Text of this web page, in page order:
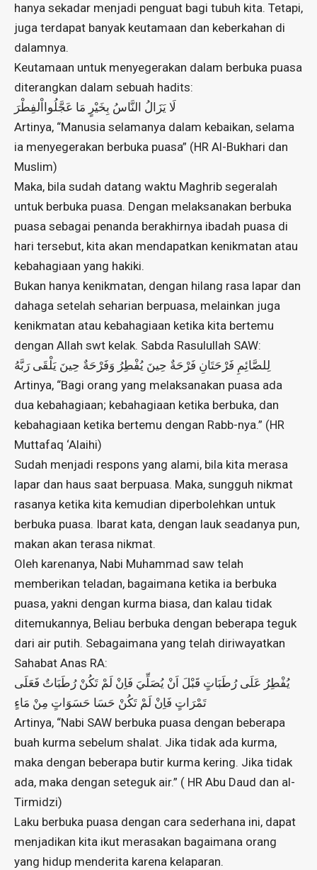
hanya sekadar menjadi penguat bagi tubuh kita. Tetapi,
juga terdapat banyak keutamaan dan keberkahan di
dalamnya.
Keutamaan untuk menyegerakan dalam berbuka puasa
diterangkan dalam sebuah hadits:
لَا يَزَالُ النَّاسُ بِخَيْرٍ مَا عَجَّلُوااْلفِطْرَ
Artinya, “Manusia selamanya dalam kebaikan, selama
ia menyegerakan berbuka puasa” (HR Al-Bukhari dan
Muslim)
Maka, bila sudah datang waktu Maghrib segeralah
untuk berbuka puasa. Dengan melaksanakan berbuka
puasa sebagai penanda berakhirnya ibadah puasa di
hari tersebut, kita akan mendapatkan kenikmatan atau
kebahagiaan yang hakiki.
Bukan hanya kenikmatan, dengan hilang rasa lapar dan
dahaga setelah seharian berpuasa, melainkan juga
kenikmatan atau kebahagiaan ketika kita bertemu
dengan Allah swt kelak. Sabda Rasulullah SAW:
لِلصَّائِمِ فَرْحَتَانِ فَرْحَةٌ حِينَ يُفْطِرُ وَفَرْحَةٌ حِينَ يَلْقَى رَبَّهُ
Artinya, “Bagi orang yang melaksanakan puasa ada
dua kebahagiaan; kebahagiaan ketika berbuka, dan
kebahagiaan ketika bertemu dengan Rabb-nya.” (HR
Muttafaq ‘Alaihi)
Sudah menjadi respons yang alami, bila kita merasa
lapar dan haus saat berpuasa. Maka, sungguh nikmat
rasanya ketika kita kemudian diperbolehkan untuk
berbuka puasa. Ibarat kata, dengan lauk seadanya pun,
makan akan terasa nikmat.
Oleh karenanya, Nabi Muhammad saw telah
memberikan teladan, bagaimana ketika ia berbuka
puasa, yakni dengan kurma biasa, dan kalau tidak
ditemukannya, Beliau berbuka dengan beberapa teguk
dari air putih. Sebagaimana yang telah diriwayatkan
Sahabat Anas RA:
يُفْطِرُ عَلَى رُطَبَاتٍ قَبْلَ اَنْ يُصَلِّيَ فَاِنْ لَمْ تَكُنْ رُطَبَاتٌ فَعَلَى
تَمْرَاتٍ فَاِنْ لَمْ تَكُنْ حَسَا حَسَوَاتٍ مِنْ مَاءٍ
Artinya, “Nabi SAW berbuka puasa dengan beberapa
buah kurma sebelum shalat. Jika tidak ada kurma,
maka dengan beberapa butir kurma kering. Jika tidak
ada, maka dengan seteguk air.” ( HR Abu Daud dan al-
Tirmidzi)
Laku berbuka puasa dengan cara sederhana ini, dapat
menjadikan kita ikut merasakan bagaimana orang
yang hidup menderita karena kelaparan.